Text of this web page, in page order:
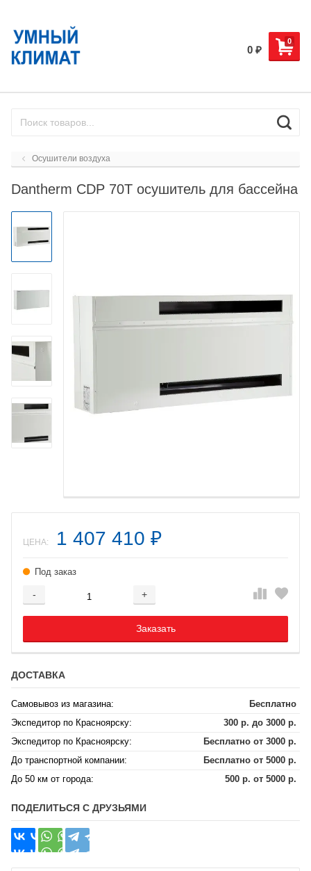
0
0 ₽
Осушители воздуха
Dantherm CDP 70T осушитель для бассейна
ЦЕНА: 1 407 410 ₽
Под заказ
- +
Добавляется...
Заказать
Добавлен
ДОСТАВКА
Самовывоз из магазина:
Бесплатно
Экспедитор по Красноярску:
300 р. до 3000 р.
Экспедитор по Красноярску:
Бесплатно от 3000 р.
До транспортной компании:
Бесплатно от 5000 р.
До 50 км от города:
500 р. от 5000 р.
ПОДЕЛИТЬСЯ С ДРУЗЬЯМИ